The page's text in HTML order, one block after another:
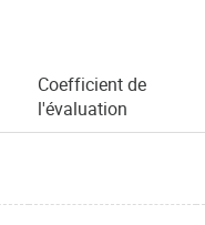
Coefficient de
l'évaluation